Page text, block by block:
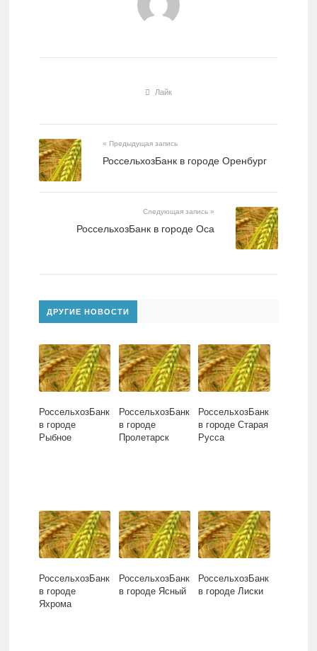
Лайк
« Предыдущая запись
РоссельхозБанк в городе Оренбург
Следующая запись »
РоссельхозБанк в городе Оса
ДРУГИЕ НОВОСТИ
РоссельхозБанк
в городе
Рыбное
РоссельхозБанк
в городе
Пролетарск
РоссельхозБанк
в городе Старая
Русса
РоссельхозБанк
в городе
Яхрома
РоссельхозБанк
в городе Ясный
РоссельхозБанк
в городе Лиски